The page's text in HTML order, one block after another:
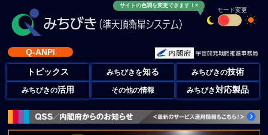
サイトの色調を変更できます！×
モード変更
Q-ANPI
トピックス みちびきを知る みちびきの技術
みちびきの活用 その他の情報 みちびき対応製品